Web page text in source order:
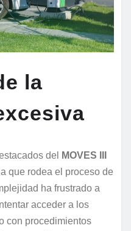
la
del
MOVES III
que rodea el proceso de
ha frustrado a
acceder a los
con procedimientos